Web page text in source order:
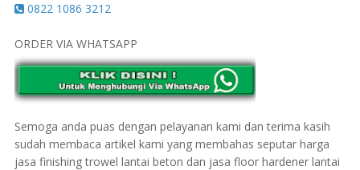
0822 1086 3212
ORDER VIA WHATSAPP
Semoga anda puas dengan pelayanan kami dan terima kasih
sudah membaca artikel kami yang membahas seputar harga
jasa finishing trowel lantai beton dan jasa floor hardener lantai